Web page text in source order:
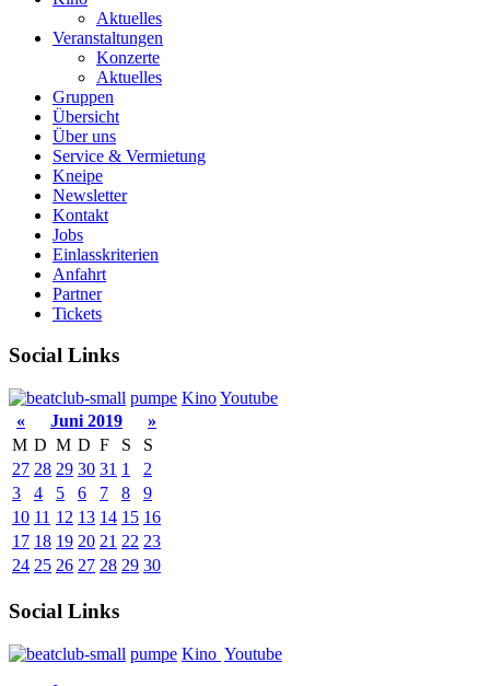
Aktuelles
Veranstaltungen
Konzerte
Aktuelles
Gruppen
Übersicht
Über uns
Service & Vermietung
Kneipe
Newsletter
Kontakt
Jobs
Einlasskriterien
Anfahrt
Partner
Tickets
Social Links
pumpe KinoYoutube
«
Juni 2019
»
M D M D F S
S
27 28 29 30 31 1
2
3
4 5 6 7 8
9
10 11 12 13 14 15 16
17 18 19 20 21 22 23
24 25 26 27 28 29 30
Social Links
pumpe Kino Youtube